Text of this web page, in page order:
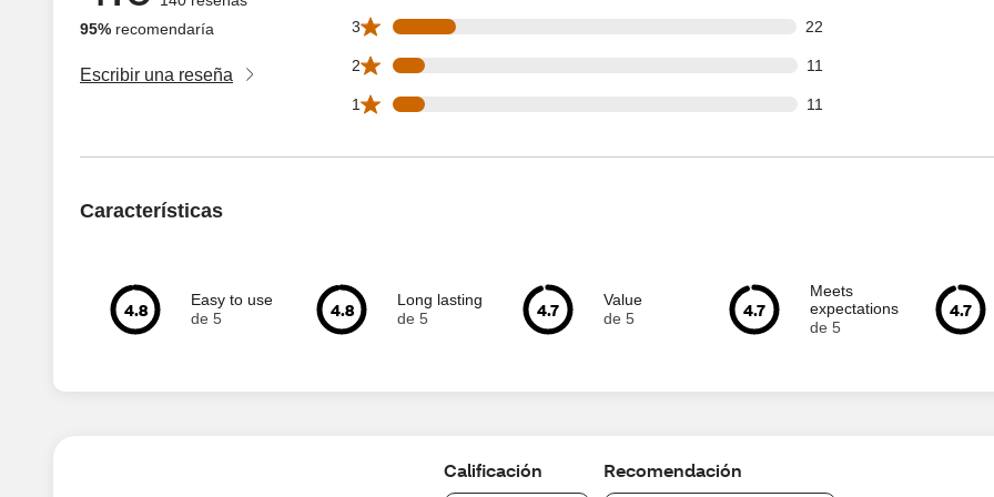
95% recomendaría
Escribir una reseña
3 22
22 3 star reviews out of 140 reviews
2 11
11 2 star reviews out of 140 reviews
1 11
11 1 star reviews out of 140 reviews
Características
4.8
Easy to use
de 5
4.8
Long lasting
de 5
4.7
Value
de 5
4.7
Meets
expectations
de 5
4.7
Calificación Recomendación